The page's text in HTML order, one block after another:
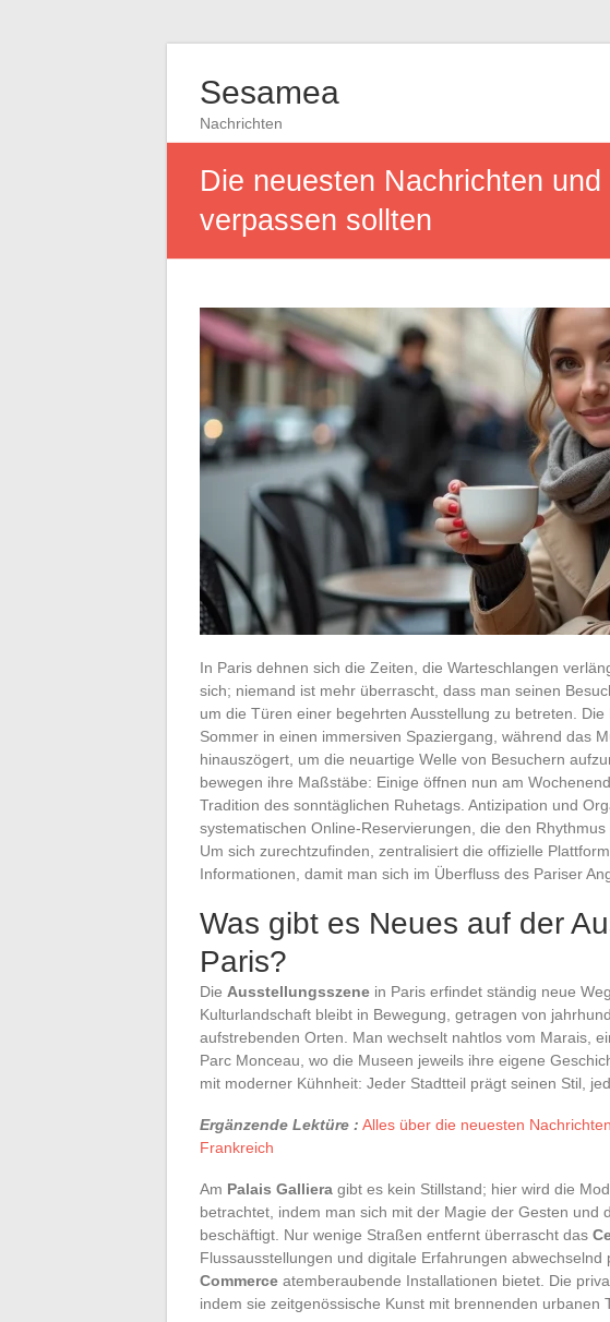
Sesamea
Nachrichten
Die neuesten Nachrichten
verpassen sollten
In Paris dehnen sich die Zeiten, die Warteschlangen
sich; niemand ist mehr überrascht, dass man seinen
um die Türen einer begehrten Ausstellung zu betreten.
Sommer in einen immersiven Spaziergang, während das
hinauszögert, um die neuartige Welle von Besuchern
bewegen ihre Maßstäbe: Einige öffnen nun am
Tradition des sonntäglichen Ruhetags. Antizipation und
systematischen Online-Reservierungen, die den
Um sich zurechtzufinden, zentralisiert die offizielle
Informationen, damit man sich im Überfluss des Pariser
Was gibt es Neues auf der
Paris?
Die Ausstellungsszene in Paris erfindet ständig neue
Kulturlandschaft bleibt in Bewegung, getragen von
aufstrebenden Orten. Man wechselt nahtlos vom Marais,
Parc Monceau, wo die Museen jeweils ihre eigene
mit moderner Kühnheit: Jeder Stadtteil prägt seinen Stil,
Ergänzende Lektüre : Alles über die neuesten
Frankreich
Am Palais Galliera gibt es kein Stillstand; hier wird die
betrachtet, indem man sich mit der Magie der Gesten und
beschäftigt. Nur wenige Straßen entfernt überrascht das
Flussausstellungen und digitale Erfahrungen abwechselnd
Commerce atemberaubende Installationen bietet. Die
indem sie zeitgenössische Kunst mit brennenden urbanen